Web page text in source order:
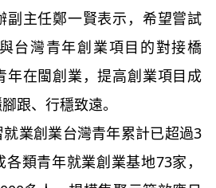
主任鄭一賢表示，希望嘗試
台灣青年創業項目的對接橋
年在閩創業，提高創業項目成
跟、行穩致遠。
業創業台灣青年累計已超過3
類青年就業創業基地73家，